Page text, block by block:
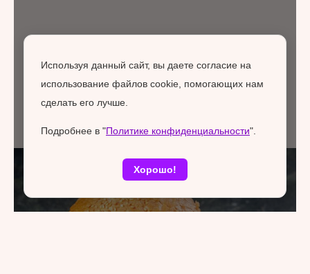
Используя данный сайт, вы даете согласие на
использование файлов cookie, помогающих нам
сделать его лучше.
Подробнее в "Политике конфиденциальности".
Хорошо!